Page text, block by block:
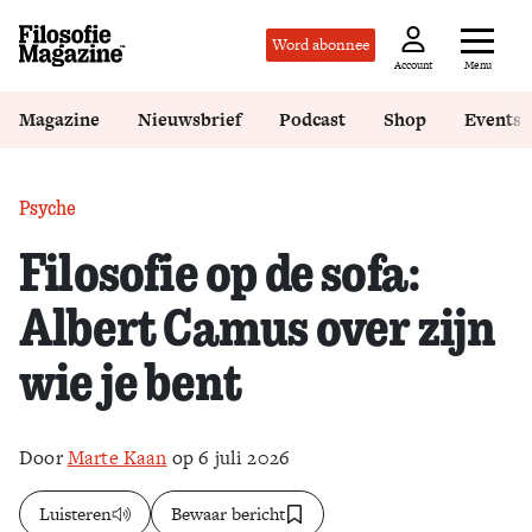
Word abonnee
Account Menu
Magazine Nieuwsbrief Podcast Shop Events
Psyche
Filosofie op de sofa:
Albert Camus over zijn
wie je bent
DoorMarte Kaan op 6 juli 2026
Luisteren Bewaar bericht